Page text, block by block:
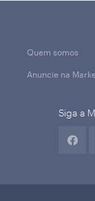
Quem somos
Anuncie na
Siga a